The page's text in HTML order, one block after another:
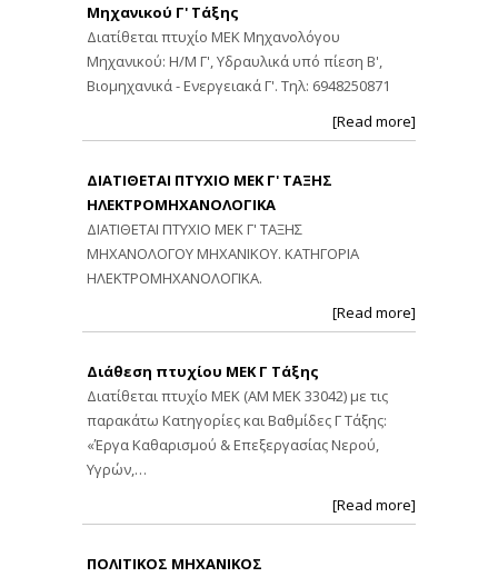
Μηχανικού Γ' Τάξης
Διατίθεται πτυχίο ΜΕΚ Μηχανολόγου
Μηχανικού: Η/Μ Γ', Υδραυλικά υπό πίεση Β',
Βιομηχανικά - Ενεργειακά Γ'. Τηλ: 6948250871
[Read more]
ΔΙΑΤΙΘΕΤΑΙ ΠΤΥΧΙΟ ΜΕΚ Γ' ΤΑΞΗΣ
ΗΛΕΚΤΡΟΜΗΧΑΝΟΛΟΓΙΚΑ
ΔΙΑΤΙΘΕΤΑΙ ΠΤΥΧΙΟ ΜΕΚ Γ' ΤΑΞΗΣ
ΜΗΧΑΝΟΛΟΓΟΥ ΜΗΧΑΝΙΚΟΥ. ΚΑΤΗΓΟΡΙΑ
ΗΛΕΚΤΡΟΜΗΧΑΝΟΛΟΓΙΚΑ.
[Read more]
Διάθεση πτυχίου ΜΕΚ Γ Τάξης
Διατίθεται πτυχίο ΜΕΚ (ΑΜ ΜΕΚ 33042) με τις
παρακάτω Κατηγορίες και Βαθμίδες Γ Τάξης:
«Έργα Καθαρισμού & Επεξεργασίας Νερού,
Υγρών,…
[Read more]
ΠΟΛΙΤΙΚΟΣ ΜΗΧΑΝΙΚΟΣ